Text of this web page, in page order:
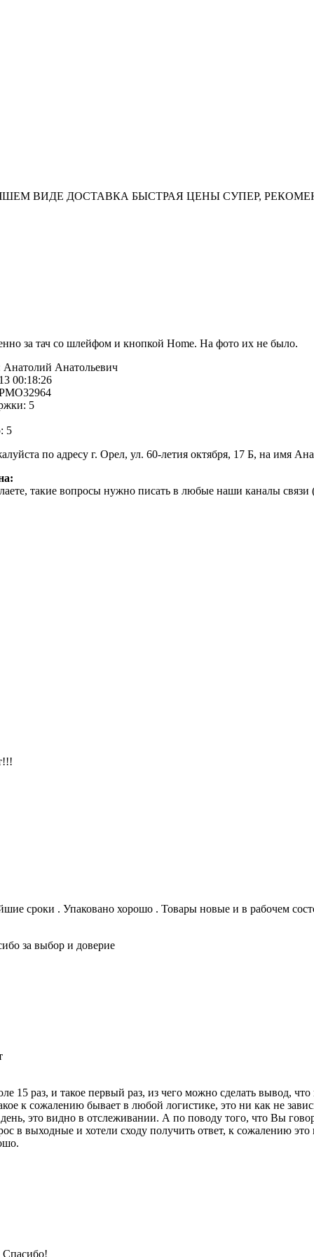
ВИДЕ ДОСТАВКА БЫСТРАЯ ЦЕНЫ СУПЕР,
за тач со шлейфом и кнопкой Home. На фото их не было.
Анатолий Анатольевич
00:18:26
5
5
по адресу г. Орел, ул. 60-летия октября, 17 Б, на имя
такие вопросы нужно писать в любые наши каналы связи
сроки . Упаковано хорошо . Товары новые и в рабочем
за выбор и доверие
раз, и такое первый раз, из чего можно сделать вывод,
к сожалению бывает в любой логистике, это ни как не
это видно в отслеживании. А по поводу того, что Вы
в выходные и хотели сходу получить ответ, к сожалению
Спасибо!